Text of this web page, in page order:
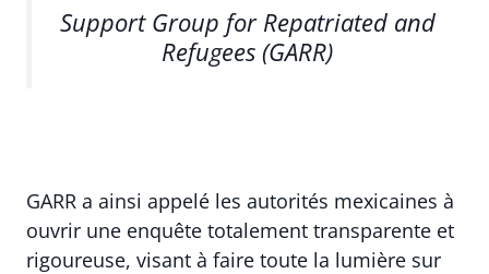
Support Group for Repatriated and
Refugees (GARR)
GARR a ainsi appelé les autorités mexicaines à
ouvrir une enquête totalement transparente et
rigoureuse, visant à faire toute la lumière sur